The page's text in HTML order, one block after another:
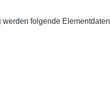
werden folgende